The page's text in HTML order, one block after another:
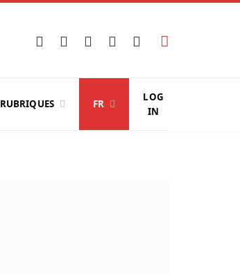
Facebook
X
Instagram
YouTubeLinkedIn
RUBRIQUES FR
LOG
IN